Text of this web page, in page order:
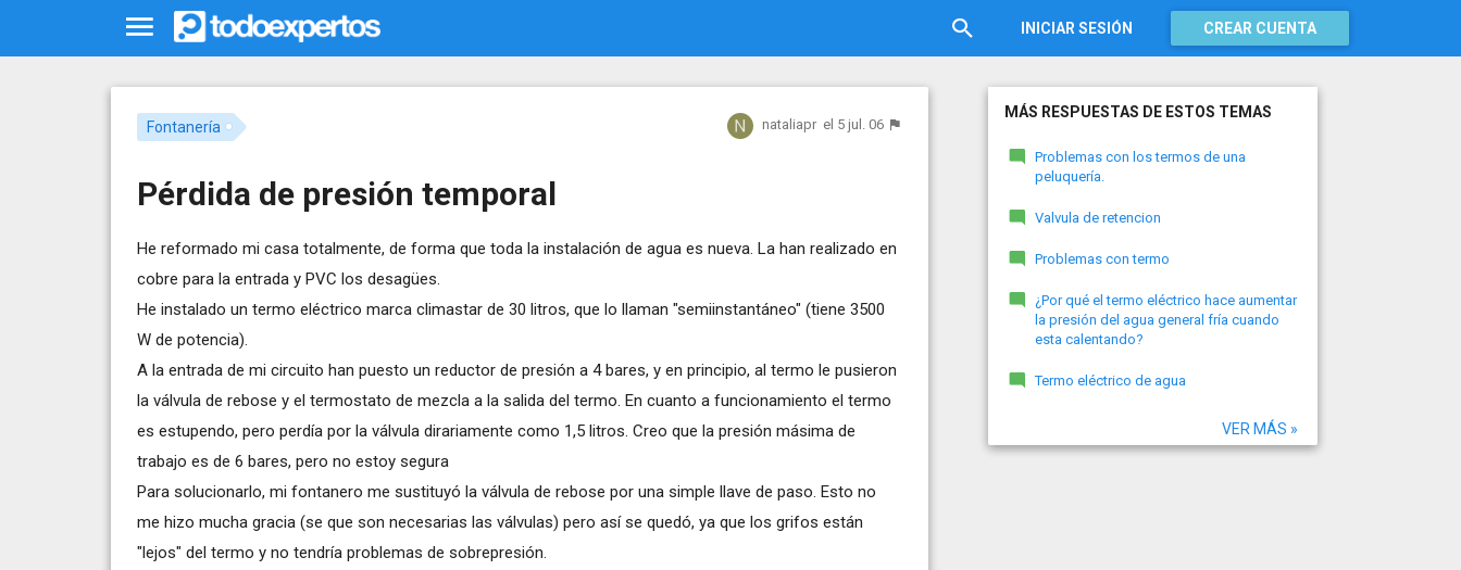
INICIAR SESIÓN CREAR CUENTA
Fontanería nataliapr el 5 jul. 06
Pérdida de presión temporal
He reformado mi casa totalmente, de forma que toda la instalación de agua es nueva. La han realizado en
cobre para la entrada y PVC los desagües.
He instalado un termo eléctrico marca climastar de 30 litros, que lo llaman "semiinstantáneo" (tiene 3500
W de potencia).
A la entrada de mi circuito han puesto un reductor de presión a 4 bares, y en principio, al termo le pusieron
la válvula de rebose y el termostato de mezcla a la salida del termo. En cuanto a funcionamiento el termo
es estupendo, pero perdía por la válvula dirariamente como 1,5 litros. Creo que la presión másima de
trabajo es de 6 bares, pero no estoy segura
Para solucionarlo, mi fontanero me sustituyó la válvula de rebose por una simple llave de paso. Esto no
me hizo mucha gracia (se que son necesarias las válvulas) pero así se quedó, ya que los grifos están
"lejos" del termo y no tendría problemas de sobrepresión.
MÁS RESPUESTAS DE ESTOS TEMAS
Problemas con los termos de una
peluquería.
Valvula de retencion
Problemas con termo
¿Por qué el termo eléctrico hace aumentar
la presión del agua general fría cuando
esta calentando?
Termo eléctrico de agua
VER MÁS »